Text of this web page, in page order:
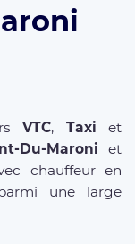
VTC, Taxi et
Du-Maroni et
chauffeur en
une large